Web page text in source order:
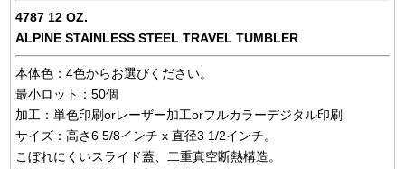
4787 12 OZ.
ALPINE STAINLESS STEEL TRAVEL TUMBLER
本体色：4色からお選びください。
最小ロット：50個
加工：単色印刷orレーザー加工orフルカラーデジタル印刷
サイズ：高さ6 5/8インチ x 直径3 1/2インチ。
こぼれにくいスライド蓋、二重真空断熱構造。